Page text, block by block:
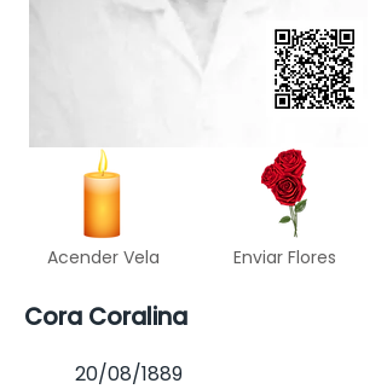
Acender Vela Enviar Flores
Cora Coralina
20/08/1889